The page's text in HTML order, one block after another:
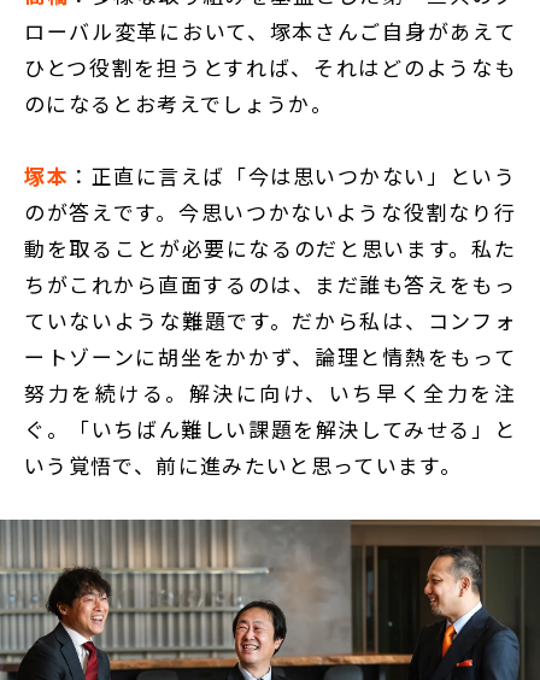
ローバル変革において、塚本さんご自身があえて
ひとつ役割を担うとすれば、それはどのようなも
のになるとお考えでしょうか。
塚本 ：正直に言えば「今は思いつかない」という
のが答えです。今思いつかないような役割なり行
動を取ることが必要になるのだと思います。私た
ちがこれから直面するのは、まだ誰も答えをもっ
ていないような難題です。だから私は、コンフォ
ートゾーンに胡坐をかかず、論理と情熱をもって
努力を続ける。解決に向け、いち早く全力を注
ぐ。「いちばん難しい課題を解決してみせる」と
いう覚悟で、前に進みたいと思っています。